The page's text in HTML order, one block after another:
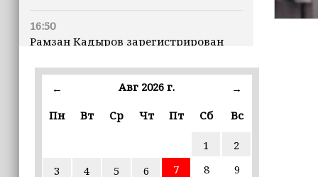
16:50
Рамзан Кадыров зарегистрирован
16:47
землетрясения, рассказала
16:12
← Авг 2026 г.
→
Пн
Вт Ср Чт Пт Сб Вс
1
2
3
4 5 6 7 8
9